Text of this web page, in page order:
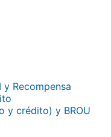
y Recompensa
y crédito) y BROU